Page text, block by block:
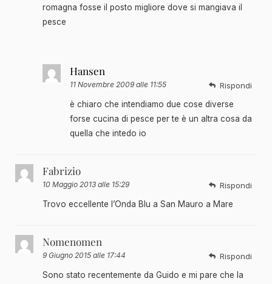
romagna fosse il posto migliore dove si mangiava il
pesce
Hansen
11 Novembre 2009 alle 11:55
è chiaro che intendiamo due cose diverse
forse cucina di pesce per te è un altra cosa da
quella che intedo io
Rispondi
Fabrizio
10 Maggio 2013 alle 15:29
Trovo eccellente l’Onda Blu a San Mauro a Mare
Rispondi
Nomenomen
9 Giugno 2015 alle 17:44
Sono stato recentemente da Guido e mi pare che la
Rispondi